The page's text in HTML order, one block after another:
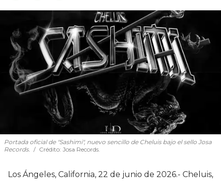
Portada oficial de "Sashimi", nuevo sencillo de Cheluis bajo el sello Josa
Records.
Crédito: Josa Records.
Los Ángeles, California, 22 de junio de 2026.- Cheluis,